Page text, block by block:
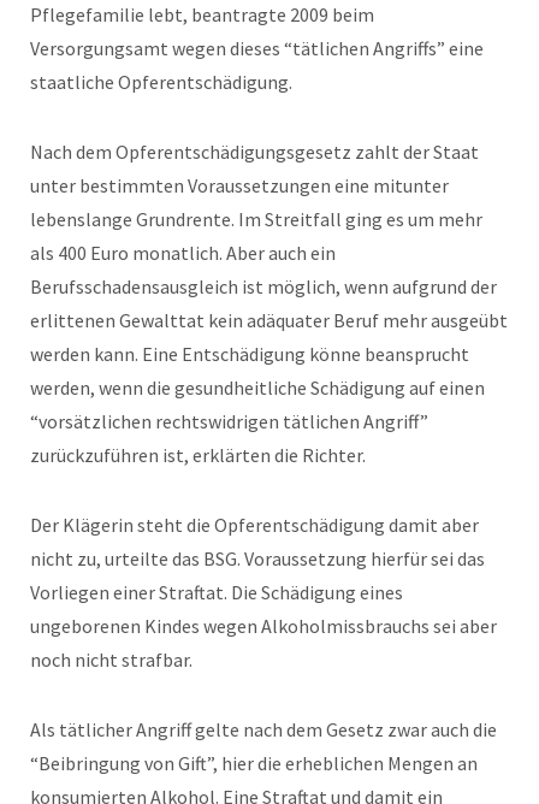
Pflegefamilie lebt, beantragte 2009 beim
Versorgungsamt wegen dieses “tätlichen Angriffs” eine
staatliche Opferentschädigung.
Nach dem Opferentschädigungsgesetz zahlt der Staat
unter bestimmten Voraussetzungen eine mitunter
lebenslange Grundrente. Im Streitfall ging es um mehr
als 400 Euro monatlich. Aber auch ein
Berufsschadensausgleich ist möglich, wenn aufgrund der
erlittenen Gewalttat kein adäquater Beruf mehr ausgeübt
werden kann. Eine Entschädigung könne beansprucht
werden, wenn die gesundheitliche Schädigung auf einen
“vorsätzlichen rechtswidrigen tätlichen Angriff”
zurückzuführen ist, erklärten die Richter.
Der Klägerin steht die Opferentschädigung damit aber
nicht zu, urteilte das BSG. Voraussetzung hierfür sei das
Vorliegen einer Straftat. Die Schädigung eines
ungeborenen Kindes wegen Alkoholmissbrauchs sei aber
noch nicht strafbar.
Als tätlicher Angriff gelte nach dem Gesetz zwar auch die
“Beibringung von Gift”, hier die erheblichen Mengen an
konsumierten Alkohol. Eine Straftat und damit ein